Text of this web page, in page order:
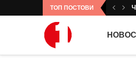
ТОП ПОСТОВИ